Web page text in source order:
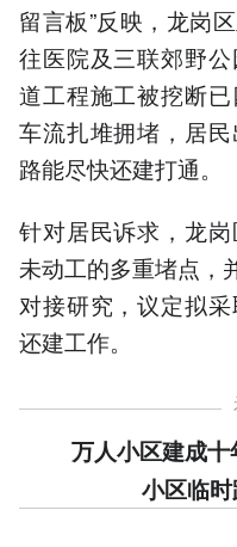
留言板”反映，龙岗
往医院及三联郊野
道工程施工被挖断
车流扎堆拥堵，居
路能尽快还建打通。
针对居民诉求，龙
未动工的多重堵点，
对接研究，议定拟
还建工作。
万人小区建成
小区临